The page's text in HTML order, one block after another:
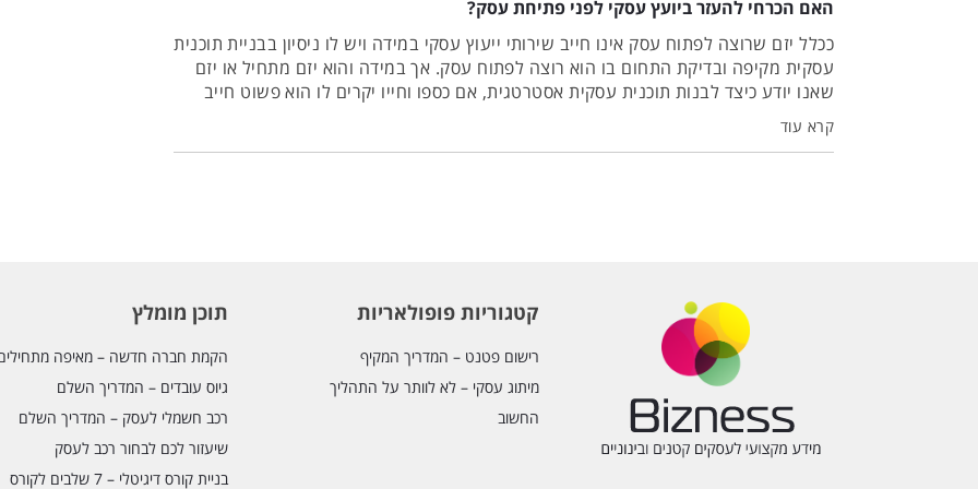
האם הכרחי להעזר ביועץ עסקי לפני פתיחת עסק?
ככלל יזם שרוצה לפתוח עסק אינו חייב שירותי ייעוץ עסקי במידה ויש לו ניסיון בבניית תוכנית
עסקית מקיפה ובדיקת התחום בו הוא רוצה לפתוח עסק. אך במידה והוא יזם מתחיל או יזם
שאנו יודע כיצד לבנות תוכנית עסקית אסטרטגית, אם כספו וחייו יקרים לו הוא פשוט חייב
התחום המתבקש ויוכל לנתב את המשאבים של היזם למקומות הנכונים ולחסוך לו המון
קרא עוד
קטגוריות פופולאריות
רישום פטנט – המדריך המקיף
מיתוג עסקי – לא לוותר על התהליך
החשוב
תוכן מומלץ
הקמת חברה חדשה – מאיפה
גיוס עובדים – המדריך השלם
רכב חשמלי לעסק – המדריך השלם
שיעזור לכם לבחור רכב לעסק
בניית קורס דיגיטלי – 7 שלבים לקורס